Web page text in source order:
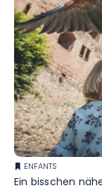
ENFANTS
Ein bisschen